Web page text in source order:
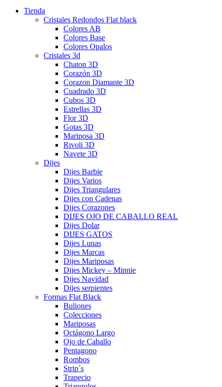
Tienda
Cristales Redondos Flat black
Colores AB
Colores Base
Colores Opalos
Cristales 3d
Chaton 3D
Corazón 3D
Corazon Diamante 3D
Cuadrado 3D
Cubos 3D
Estrellas 3D
Flor 3D
Gotas 3D
Mariposa 3D
Rivoli 3D
Navete 3D
Dijes
Dijes Barbie
Dijes Varios
Dijes Triangulares
Dijes con Cadenas
Dijes Corazones
DIJES OJO DE CABALLO REAL
Dijes Dolar
DIJES GATOS
Dijes Lunas
Dijes Marcas
Dijes Mariposas
Dijes Mickey – Minnie
Dijes Navidad
Dijes serpientes
Formas Flat Black
Buliones
Colecciones
Mariposas
Octágono Largo
Ojo de Caballo
Pentagono
Rombos
Strip´s
Trapecio